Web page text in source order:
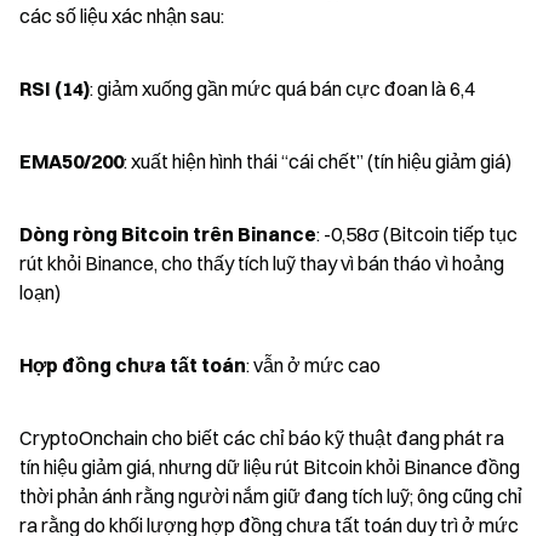
các số liệu xác nhận sau:
RSI (14): giảm xuống gần mức quá bán cực đoan là 6,4
EMA50/200: xuất hiện hình thái “cái chết” (tín hiệu giảm giá)
Dòng ròng Bitcoin trên Binance: -0,58σ (Bitcoin tiếp tục
rút khỏi Binance, cho thấy tích luỹ thay vì bán tháo vì hoảng
loạn)
Hợp đồng chưa tất toán: vẫn ở mức cao
CryptoOnchain cho biết các chỉ báo kỹ thuật đang phát ra
tín hiệu giảm giá, nhưng dữ liệu rút Bitcoin khỏi Binance đồng
thời phản ánh rằng người nắm giữ đang tích luỹ; ông cũng chỉ
ra rằng do khối lượng hợp đồng chưa tất toán duy trì ở mức